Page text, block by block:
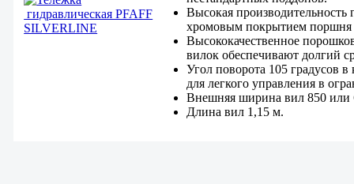
Высокая производительность
хромовым покрытием поршня
Высококачественное
вилок обеспечивают долгий
Угол поворота 105 градусов
для легкого управления в
Внешняя ширина вил 850 или
Длина вил 1,15 м.